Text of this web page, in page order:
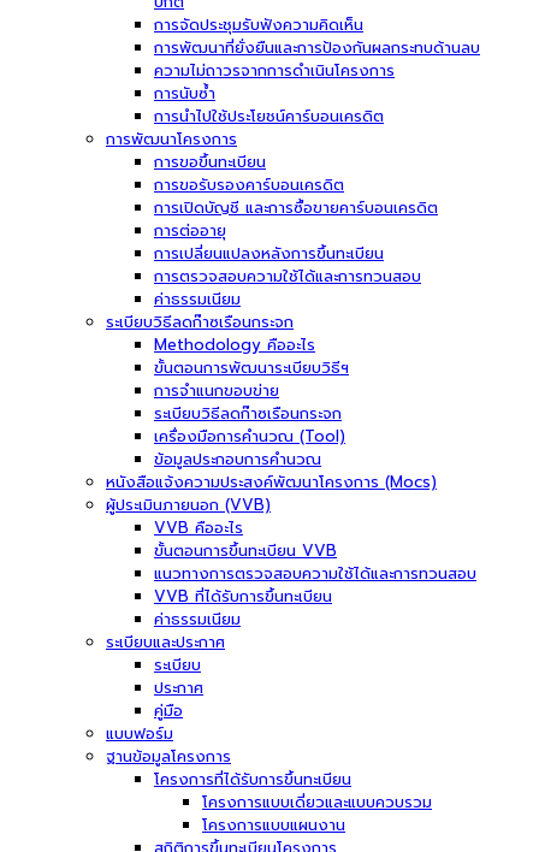
การจัดประชุมรับฟังความคิดเห็น
การพัฒนาที่ยั่งยืนและการป้องกันผลกระทบด้านลบ
ความไม่ถาวรจากการดำเนินโครงการ
การนับซ้ำ
การนำไปใช้ประโยชน์คาร์บอนเครดิต
การพัฒนาโครงการ
การขอขึ้นทะเบียน
การขอรับรองคาร์บอนเครดิต
การเปิดบัญชี และการซื้อขายคาร์บอนเครดิต
การต่ออายุ
การเปลี่ยนแปลงหลังการขึ้นทะเบียน
การตรวจสอบความใช้ได้และการทวนสอบ
ค่าธรรมเนียม
ระเบียบวิธีลดก๊าซเรือนกระจก
Methodology คืออะไร
ขั้นตอนการพัฒนาระเบียบวิธีฯ
การจำแนกขอบข่าย
ระเบียบวิธีลดก๊าซเรือนกระจก
เครื่องมือการคำนวณ (Tool)
ข้อมูลประกอบการคำนวณ
หนังสือแจ้งความประสงค์พัฒนาโครงการ (Mocs)
ผู้ประเมินภายนอก (VVB)
VVB คืออะไร
ขั้นตอนการขึ้นทะเบียน VVB
แนวทางการตรวจสอบความใช้ได้และการทวนสอบ
VVB ที่ได้รับการขึ้นทะเบียน
ค่าธรรมเนียม
ระเบียบและประกาศ
ระเบียบ
ประกาศ
คู่มือ
แบบฟอร์ม
ฐานข้อมูลโครงการ
โครงการที่ได้รับการขึ้นทะเบียน
โครงการแบบเดี่ยวและแบบควบรวม
โครงการแบบแผนงาน
สถิติการขึ้นทะเบียนโครงการ